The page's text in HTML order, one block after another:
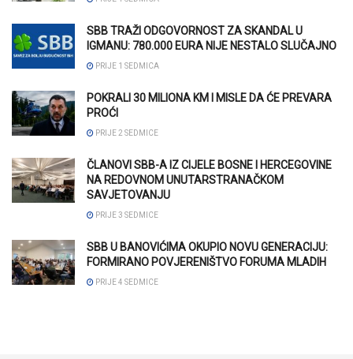
SBB TRAŽI ODGOVORNOST ZA SKANDAL U
IGMANU: 780.000 EURA NIJE NESTALO SLUČAJNO
PRIJE 1 SEDMICA
POKRALI 30 MILIONA KM I MISLE DA ĆE PREVARA
PROĆI
PRIJE 2 SEDMICE
ČLANOVI SBB-A IZ CIJELE BOSNE I HERCEGOVINE
NA REDOVNOM UNUTARSTRANAČKOM
SAVJETOVANJU
PRIJE 3 SEDMICE
SBB U BANOVIĆIMA OKUPIO NOVU GENERACIJU:
FORMIRANO POVJERENIŠTVO FORUMA MLADIH
PRIJE 4 SEDMICE